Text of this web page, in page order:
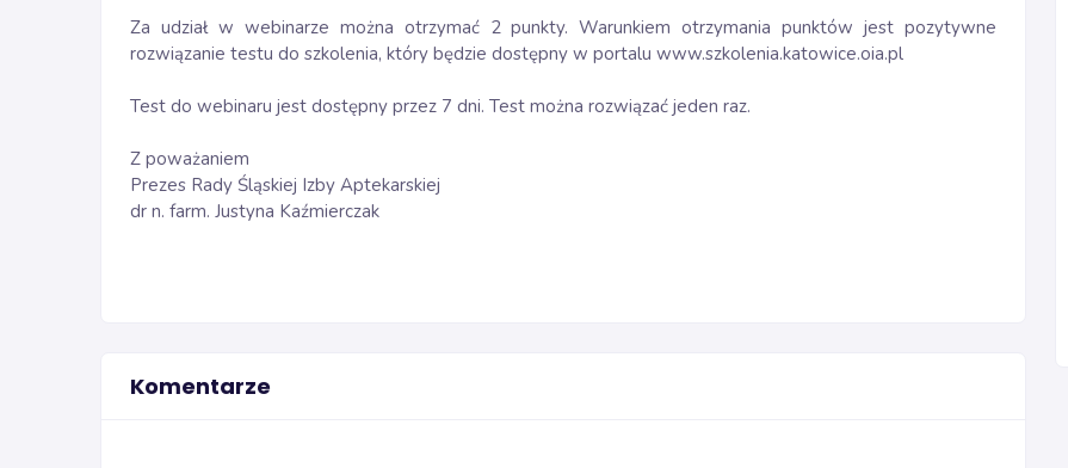
Za udział w webinarze można otrzymać 2 punkty. Warunkiem otrzymania punktów jest pozytywne
rozwiązanie testu do szkolenia, który będzie dostępny w portalu www.szkolenia.katowice.oia.pl
Test do webinaru jest dostępny przez 7 dni. Test można rozwiązać jeden raz.
Z poważaniem
Prezes Rady Śląskiej Izby Aptekarskiej
dr n. farm. Justyna Kaźmierczak
Komentarze